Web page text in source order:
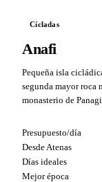
Cícladas
Anafi
Pequeña isla
segunda mayor
monasterio de
Presupuesto/día
Desde Atenas
Días ideales
Mejor época